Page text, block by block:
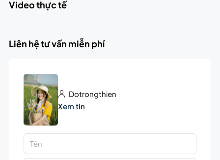
Video thực tế
Liên hệ tư vấn miễn phí
Dotrongthien
Xem tin